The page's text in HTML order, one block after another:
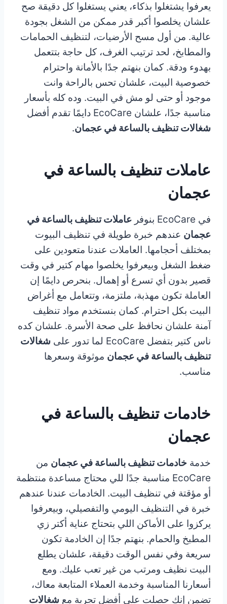
يعرفوا يشتغلوا بذكاء، يعني يستغلوا كل دقيقة صح
علشان يخلصوا أكبر قدر ممكن من الشغل بجودة
عالية. من أول مسح الأرضيات، لتنظيف الحمامات
والمطابخ، لحد ترتيب الغرف، كل حاجة بتتعمل
بهدوء ودقة. كمان بنهتم جدًا بالأمانة واحترام
خصوصية البيت، علشان تحس بالراحة وانت
موجود أو حتى لو مش في البيت. وده كله بأسعار
مناسبة جدًا، علشان EcoCare دايمًا تقدم أفضل
شغالات تنظيف بالساعة في عجمان.
عاملات تنظيف بالساعة في
عجمان
في EcoCare بنوفر
عاملات تنظيف بالساعة في
عجمان عندهم خبرة طويلة في تنظيف البيوت
بمختلف أحجامها. العاملات عندنا متعودين على
ضغط الشغل وبيعرفوا يخلصوا مهام كتير في وقت
قصير بدون أي تسرع أو إهمال. بنحرص دايمًا إن
العاملة تكون مهذبة، ملتزمة، وتتعامل مع أغراض
البيت بكل احترام. كمان بنستخدم مواد تنظيف
آمنة علشان نحافظ على صحة الأسرة. علشان كده
ناس كتير بتفضل EcoCare لما تدور على
شغالات
تنظيف بالساعة في عجمان موثوقة وسعرها
مناسب.
خادمات تنظيف بالساعة في
عجمان
خدمة خادمات تنظيف بالساعة في عجمان من
EcoCare مناسبة جدًا للي محتاج مساعدة منتظمة
أو مؤقتة في تنظيف البيت. الخادمات عندنا عندهم
خبرة في التنظيف اليومي والتفصيلي، وبيعرفوا
يركزوا على الأماكن اللي بتحتاج عناية أكتر زي
المطبخ والحمام. بنهتم جدًا إن الخادمة تكون
سريعة وفي نفس الوقت دقيقة، علشان يطلع
البيت نظيف ومرتب من غير تعب عليك. ومع
أسعارنا المناسبة وخدمة العملاء المتابعة معاك،
تضمن إنك حصلت على أفضل تجربة مع شغالات